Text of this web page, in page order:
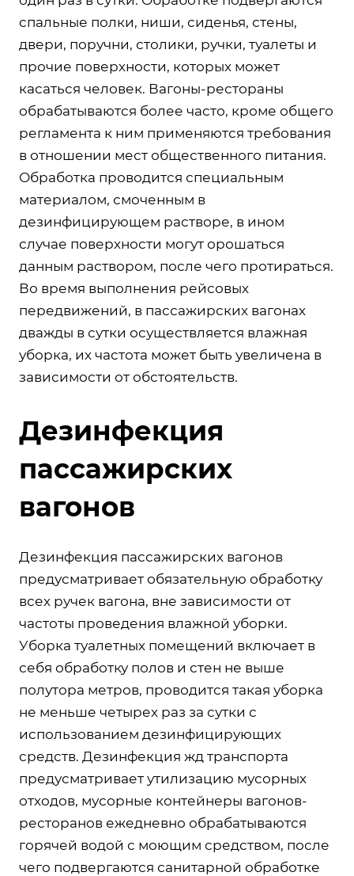
спальные полки, ниши, сиденья, стены,
двери, поручни, столики, ручки, туалеты и
прочие поверхности, которых может
касаться человек. Вагоны-рестораны
обрабатываются более часто, кроме общего
регламента к ним применяются требования
в отношении мест общественного питания.
Обработка проводится специальным
материалом, смоченным в
дезинфицирующем растворе, в ином
случае поверхности могут орошаться
данным раствором, после чего протираться.
Во время выполнения рейсовых
передвижений, в пассажирских вагонах
дважды в сутки осуществляется влажная
уборка, их частота может быть увеличена в
зависимости от обстоятельств.
Дезинфекция
пассажирских
вагонов
Дезинфекция пассажирских вагонов
предусматривает обязательную обработку
всех ручек вагона, вне зависимости от
частоты проведения влажной уборки.
Уборка туалетных помещений включает в
себя обработку полов и стен не выше
полутора метров, проводится такая уборка
не меньше четырех раз за сутки с
использованием дезинфицирующих
средств. Дезинфекция жд транспорта
предусматривает утилизацию мусорных
отходов, мусорные контейнеры вагонов-
ресторанов ежедневно обрабатываются
горячей водой с моющим средством, после
чего подвергаются санитарной обработке